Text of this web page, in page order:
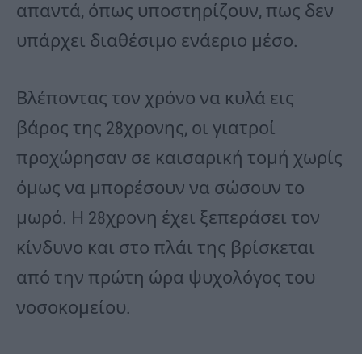
απαντά, όπως υποστηρίζουν, πως δεν
υπάρχει διαθέσιμο ενάεριο μέσο.
Βλέποντας τον χρόνο να κυλά εις
βάρος της 28χρονης, οι γιατροί
προχώρησαν σε καισαρική τομή χωρίς
όμως να μπορέσουν να σώσουν το
μωρό. Η 28χρονη έχει ξεπεράσει τον
κίνδυνο και στο πλάι της βρίσκεται
από την πρώτη ώρα ψυχολόγος του
νοσοκομείου.